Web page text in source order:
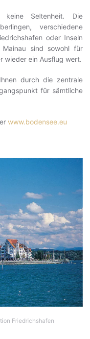
keine Seltenheit. Die
verschiedene
oder Inseln
Mainau sind sowohl für
wieder ein Ausflug wert.
durch die zentrale
für sämtliche
www.bodensee.eu
Friedrichshafen